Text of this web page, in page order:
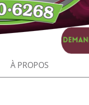
À PROPOS